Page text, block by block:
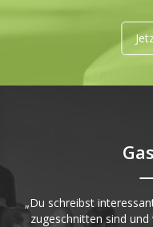
„Du schreibst
zugeschnitten sind